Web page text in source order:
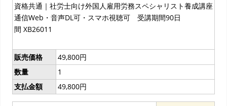
資格共通｜社労士向け外国人雇用労務スペシャリスト養成講座
通信Web・音声DL可・スマホ視聴可 受講期間90日
間 XB26011
販売価格
49,800円
数量
1
支払金額
49,800円